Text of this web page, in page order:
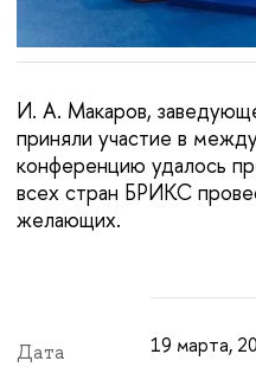
И. А. Макаров,
приняли участие в
конференцию удалось
всех стран БРИКС
желающих.
Дата 19 марта,